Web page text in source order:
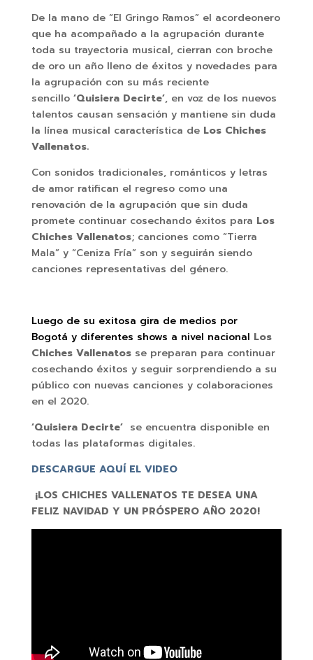
De la mano de “El Gringo Ramos” el acordeonero
que ha acompañado a la agrupación durante
toda su trayectoria musical, cierran con broche
de oro un año lleno de éxitos y novedades para
la agrupación con su más reciente
sencillo ‘Quisiera Decirte’, en voz de los nuevos
talentos causan sensación y mantiene sin duda
la línea musical característica de Los Chiches
Vallenatos.
Con sonidos tradicionales, románticos y letras
de amor ratifican el regreso como una
renovación de la agrupación que sin duda
promete continuar cosechando éxitos para Los
Chiches Vallenatos; canciones como “Tierra
Mala” y “Ceniza Fría” son y seguirán siendo
canciones representativas del género.
Luego de su exitosa gira de medios por
Bogotá y diferentes shows a nivel nacional Los
Chiches Vallenatosse preparan para continuar
cosechando éxitos y seguir sorprendiendo a su
público con nuevas canciones y colaboraciones
en el 2020.
‘Quisiera Decirte’se encuentra disponible en
todas las plataformas digitales.
DESCARGUE AQUÍ EL VIDEO
¡LOS CHICHES VALLENATOS TE DESEA UNA
FELIZ NAVIDAD Y UN PRÓSPERO AÑO 2020!